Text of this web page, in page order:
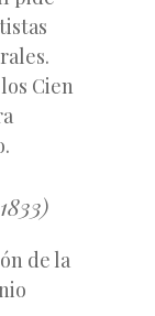
Cien
de la